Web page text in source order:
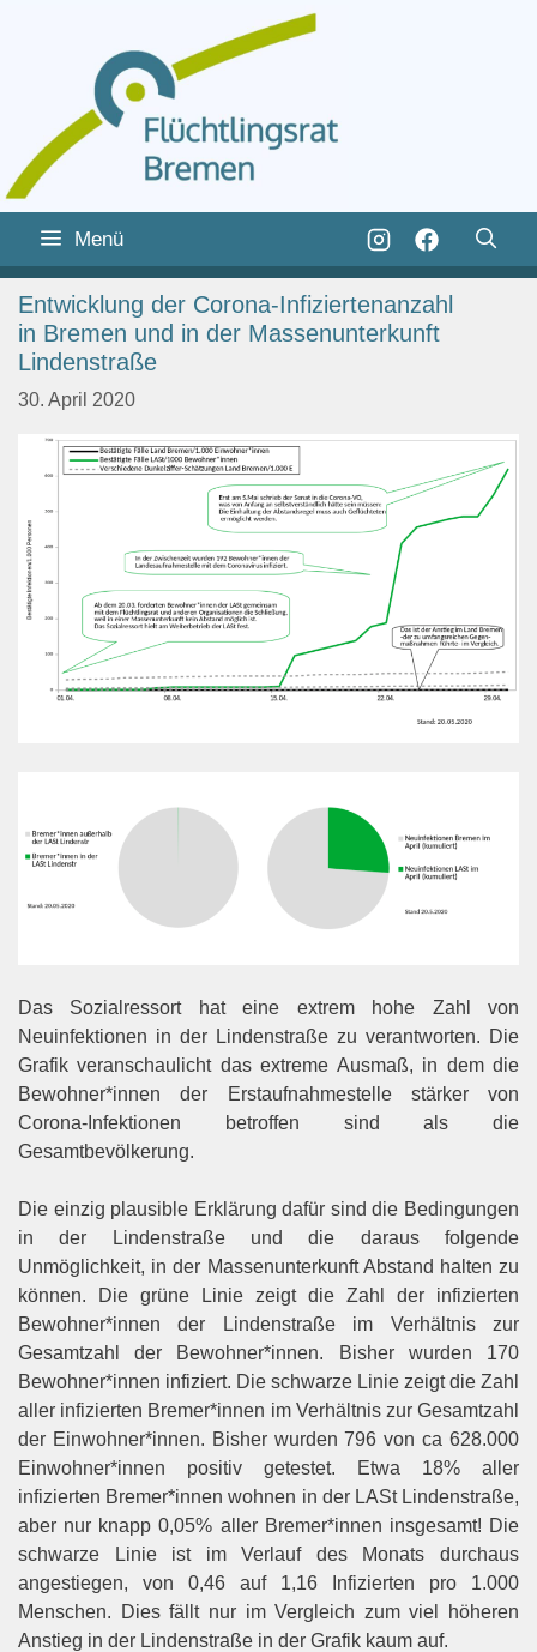
Zum
Inhalt
springen
springen
Menü
Entwicklung der Corona-Infiziertenanzahl
in Bremen und in der Massenunterkunft
Lindenstraße
30. April 2020
Das Sozialressort hat eine extrem hohe Zahl von
Neuinfektionen in der Lindenstraße zu verantworten. Die
Grafik veranschaulicht das extreme Ausmaß, in dem die
Bewohner*innen der Erstaufnahmestelle stärker von
Corona-Infektionen betroffen sind als die
Gesamtbevölkerung.
Die einzig plausible Erklärung dafür sind die Bedingungen
in der Lindenstraße und die daraus folgende
Unmöglichkeit, in der Massenunterkunft Abstand halten zu
können. Die grüne Linie zeigt die Zahl der infizierten
Bewohner*innen der Lindenstraße im Verhältnis zur
Gesamtzahl der Bewohner*innen. Bisher wurden 170
Bewohner*innen infiziert. Die schwarze Linie zeigt die Zahl
aller infizierten Bremer*innen im Verhältnis zur Gesamtzahl
der Einwohner*innen. Bisher wurden 796 von ca 628.000
Einwohner*innen positiv getestet. Etwa 18% aller
infizierten Bremer*innen wohnen in der LASt Lindenstraße,
aber nur knapp 0,05% aller Bremer*innen insgesamt! Die
schwarze Linie ist im Verlauf des Monats durchaus
angestiegen, von 0,46 auf 1,16 Infizierten pro 1.000
Menschen. Dies fällt nur im Vergleich zum viel höheren
Anstieg in der Lindenstraße in der Grafik kaum auf.